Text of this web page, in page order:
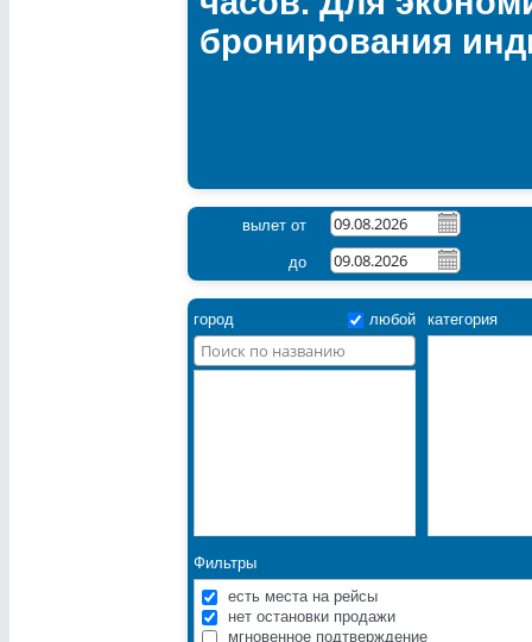
бронирования
вылет от
до
город любой категория
Фильтры
есть места на рейсы
нет остановки продажи
мгновенное подтверждение